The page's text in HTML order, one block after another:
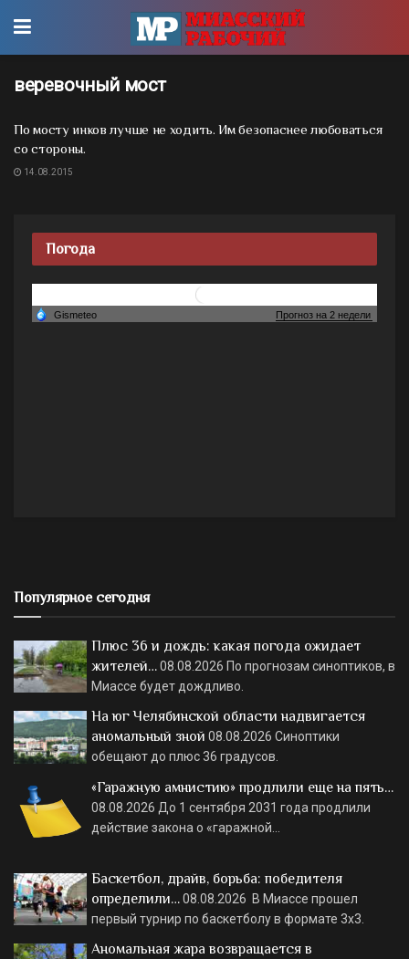
веревочный мост
По мосту инков лучше не ходить. Им безопаснее любоваться
со стороны.
14.08.2015
Погода
Популярное сегодня
Плюс 36 и дождь: какая погода ожидает
жителей…08.08.2026 По прогнозам синоптиков, в
Миассе будет дождливо.
На юг Челябинской области надвигается
аномальный зной 08.08.2026 Синоптики
обещают до плюс 36 градусов.
«Гаражную амнистию» продлили еще на пять…
08.08.2026 До 1 сентября 2031 года продлили
действие закона о «гаражной…
Баскетбол, драйв, борьба: победителя
определили…08.08.2026 В Миассе прошел
первый турнир по баскетболу в формате 3х3.
Аномальная жара возвращается в